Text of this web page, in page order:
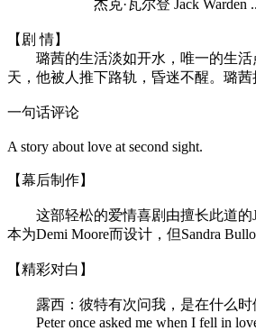
杰克·瓦尔登 Jack Warden
【剧 情】
璐茜的生活淡如开水，唯一的生活
天，他被人推下路轨，昏迷不醒。璐
一句话评论
A story about love at second sight.
【幕后制作】
这部轻松的爱情喜剧由擅长此道的
本为Demi Moore而设计，但Sandra
【精彩对白】
露西：彼特有次问我，是在什么时
Peter once asked me when I fell in